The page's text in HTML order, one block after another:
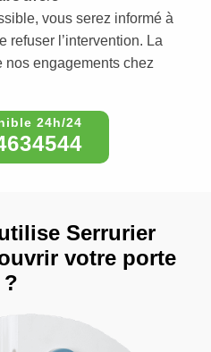
vous serez informé à
refuser l’intervention. La
nos engagements chez
Serrurier
votre porte
?